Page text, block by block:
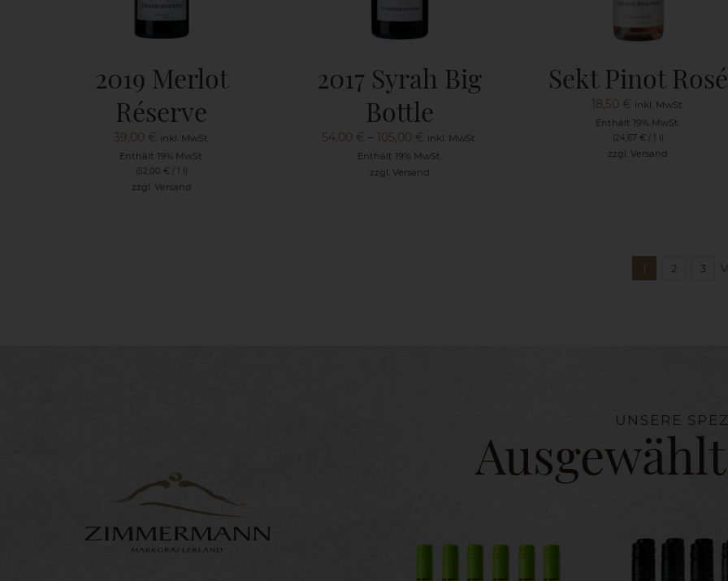
2019 Merlot
Réserve
39,00 € inkl. MwSt.
Enthält 19% MwSt.
(52,00 € / 1 l)
zzgl. Versand
2017 Syrah Big
Bottle
54,00 € –105,00 € Preisspanne:
54,00 €
bis
inkl. MwSt.
Enthält 19% MwSt.
zzgl. Versand
Sekt Pinot Rosé
18,50 € inkl. MwSt.
Enthält 19% MwSt.
(24,67 € / 1 l)
zzgl.Versand
1 2 3
UNSERE